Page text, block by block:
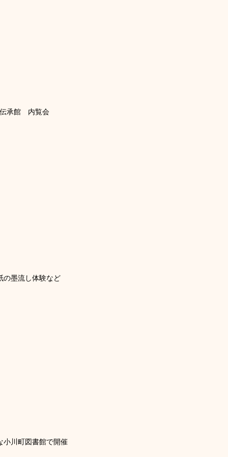
承館　内覧会
の墨流し体験など
小川町図書館で開催